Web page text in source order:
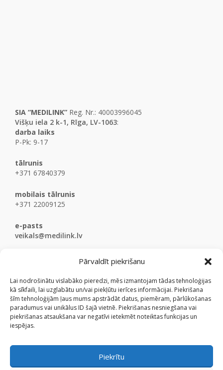
Pārvaldīt piekrišanu
Lai nodrošinātu vislabāko pieredzi, mēs izmantojam tādas tehnoloģijas
kā sīkfaili, lai uzglabātu un/vai piekļūtu ierīces informācijai. Piekrišana
šīm tehnoloģijām ļaus mums apstrādāt datus, piemēram, pārlūkošanas
paradumus vai unikālus ID šajā vietnē. Piekrišanas nesniegšana vai
piekrišanas atsaukšana var negatīvi ietekmēt noteiktas funkcijas un
iespējas.
Piekrītu
SIA “MEDILINK” Reg. Nr.: 40003996045
Višķu iela 2 k-1, Rīga, LV-1063:
darba laiks
P-Pk: 9-17
tālrunis
+371 67840379
mobilais tālrunis
+371 22009125
e-pasts
veikals@medilink.lv